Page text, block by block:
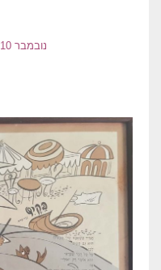
נובמבר 10, 2017